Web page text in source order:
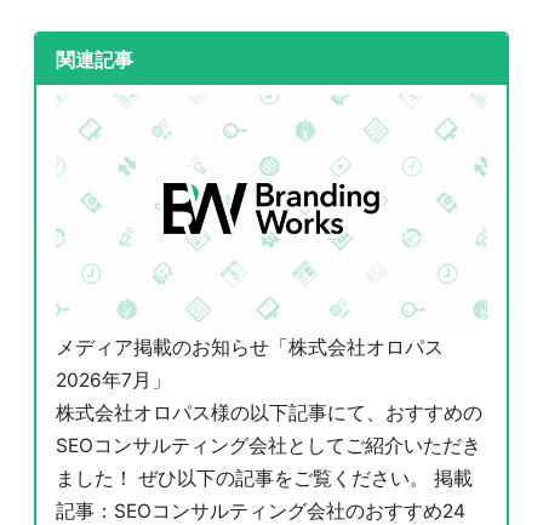
関連記事
メディア掲載のお知らせ「株式会社オロパス
2026年7月」
株式会社オロパス様の以下記事にて、おすすめの
SEOコンサルティング会社としてご紹介いただき
ました！ ぜひ以下の記事をご覧ください。 掲載
記事：SEOコンサルティング会社のおすすめ24